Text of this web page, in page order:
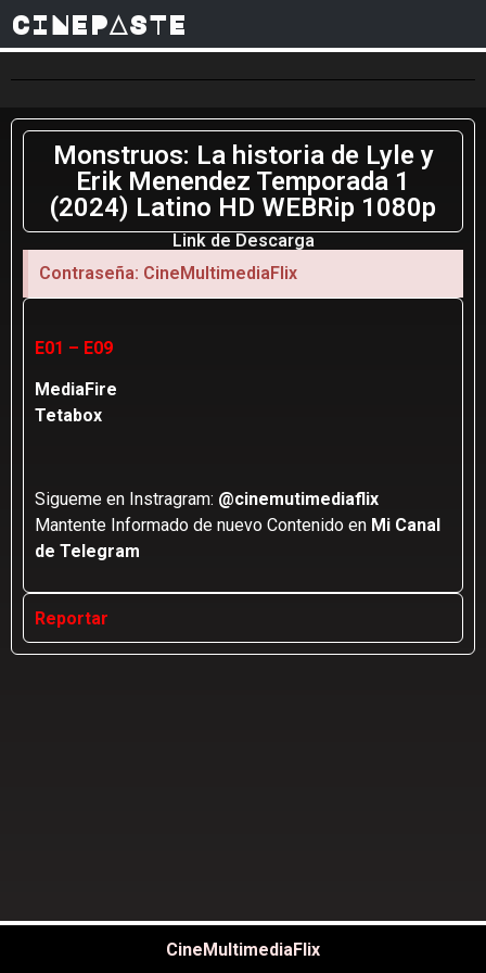
CINEPASTE
Monstruos: La historia de Lyle y
Erik Menendez Temporada 1
(2024) Latino HD WEBRip 1080p
Link de Descarga
Contraseña: CineMultimediaFlix
E01 – E09
MediaFire
Tetabox
Sigueme en Instragram: @cinemutimediaflix
Mantente Informado de nuevo Contenido en Mi Canal
de Telegram
Reportar
CineMultimediaFlix